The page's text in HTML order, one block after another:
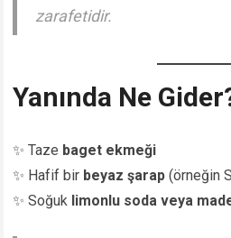
zarafetidir.
Yanında Ne
✨ Taze baget ekmeği
✨ Hafif bir beyaz şarap (örneğin
✨ Soğuk limonlu soda veya